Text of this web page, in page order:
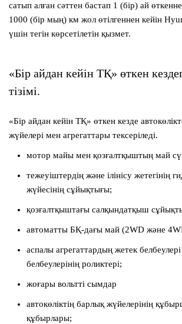
сатып алған сәттен бастап 1 (бір) ай
1000 (бір мың) км жол өтілгеннен кейін
үшін тегін көрсетілетін қызмет.
«Бір айдан кейін ТҚ» өткен
тізімі.
«Бір айдан кейін ТҚ» өткен кезде
жүйелері мен агрегаттары тексеріледі.
мотор майы мен қозғалтқыштың май
тежеуіштердің және ілінісу жетегінің
жүйесінің сұйықтығы;
қозғалтқыштағы салқындатқыш
автоматты БҚ-дағы май (2WD және
аспалы агрегаттардың жетек
белбеулерінің роликтері;
жоғары вольтті сымдар
автокөліктің барлық жүйелерінің
құбырлары;